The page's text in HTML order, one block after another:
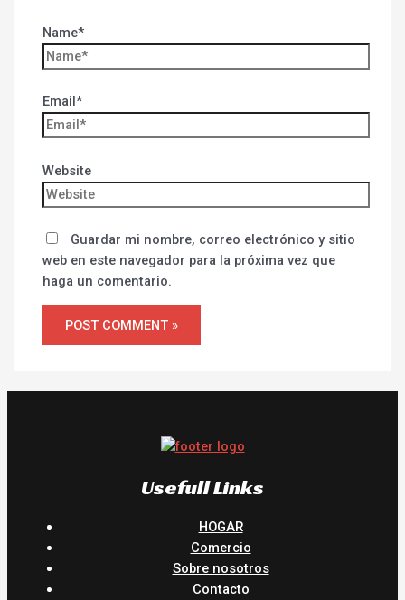
Name*
Email*
Website
Guardar mi nombre, correo electrónico y sitio
web en este navegador para la próxima vez que
haga un comentario.
Usefull Links
HOGAR
Comercio
Sobre nosotros
Contacto